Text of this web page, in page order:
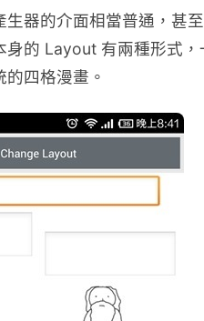
生器的介面相當普通，甚
身的 Layout 有兩種形式
四格漫畫。